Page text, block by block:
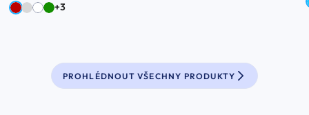
+3
PROHLÉDNOUT VŠECHNY PRODUKTY